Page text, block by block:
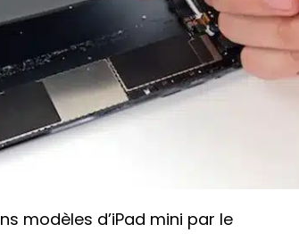
modèles d’iPad mini par le